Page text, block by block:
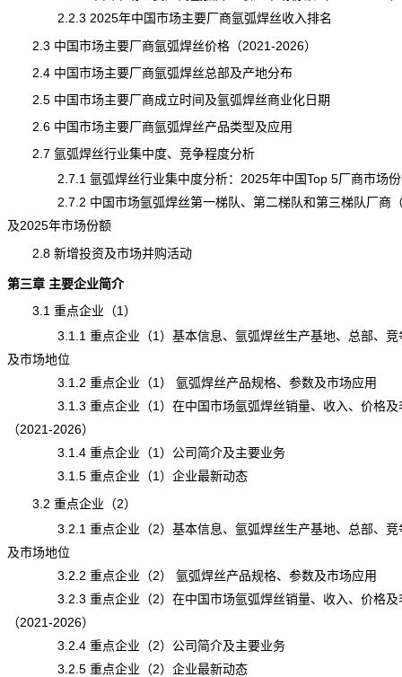
2.2.3 2025年中国市场主要厂商氩弧焊丝收入排名
2.3 中国市场主要厂商氩弧焊丝价格（2021-2026）
2.4 中国市场主要厂商氩弧焊丝总部及产地分布
2.5 中国市场主要厂商成立时间及氩弧焊丝商业化日期
2.6 中国市场主要厂商氩弧焊丝产品类型及应用
2.7 氩弧焊丝行业集中度、竞争程度分析
2.7.1 氩弧焊丝行业集中度分析：2025年中国Top 5厂商市场份
2.7.2 中国市场氩弧焊丝第一梯队、第二梯队和第三梯队厂商
及2025年市场份额
2.8 新增投资及市场并购活动
第三章 主要企业简介
3.1 重点企业（1）
3.1.1 重点企业（1）基本信息、氩弧焊丝生产基地、总部、竞
及市场地位
3.1.2 重点企业（1） 氩弧焊丝产品规格、参数及市场应用
3.1.3 重点企业（1）在中国市场氩弧焊丝销量、收入、价格及
（2021-2026）
3.1.4 重点企业（1）公司简介及主要业务
3.1.5 重点企业（1）企业最新动态
3.2 重点企业（2）
3.2.1 重点企业（2）基本信息、氩弧焊丝生产基地、总部、竞
及市场地位
3.2.2 重点企业（2） 氩弧焊丝产品规格、参数及市场应用
3.2.3 重点企业（2）在中国市场氩弧焊丝销量、收入、价格及
（2021-2026）
3.2.4 重点企业（2）公司简介及主要业务
3.2.5 重点企业（2）企业最新动态